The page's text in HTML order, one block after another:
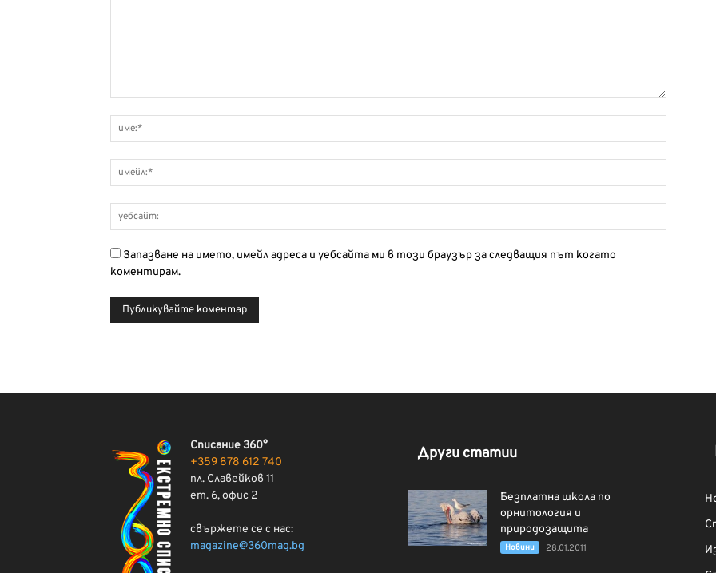
Запазване на името, имейл адреса и уебсайта ми в този браузър за следващия път когато
коментирам.
Списание 360°
+359 878 612 740
пл. Славейков 11
ет. 6, офис 2
свържете се с нас:
magazine@360mag.bg
Други статии
Безплатна школа по
орнитология и
природозащита
Новини 28.01.2011